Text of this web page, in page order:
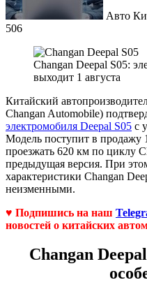
Авто
506
Changan Deepal S05:
выходит 1 августа
Китайский
Changan Automobile)
электромобиля Deepal S05 с
Модель поступит в продажу
проезжать 620 км по циклу
предыдущая версия. При
характеристики Changan
неизменными.
♥ Подпишись на наш
новостей о китайских
Changan